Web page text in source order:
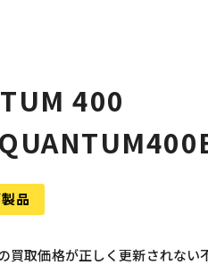
400
品
買取価格が正しく更新されない